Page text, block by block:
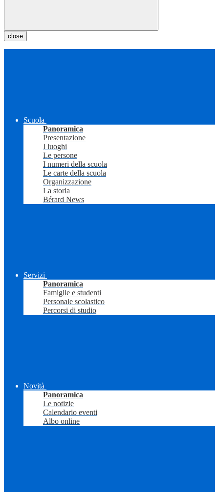
close
Scuola
Panoramica
Presentazione
I luoghi
Le persone
I numeri della scuola
Le carte della scuola
Organizzazione
La storia
Bérard News
Servizi
Panoramica
Famiglie e studenti
Personale scolastico
Percorsi di studio
Novità
Panoramica
Le notizie
Calendario eventi
Albo online